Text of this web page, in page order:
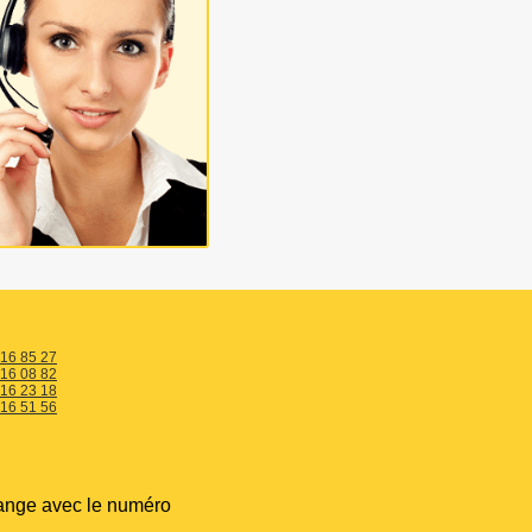
85 27
08 82
23 18
51 56
avec le numéro